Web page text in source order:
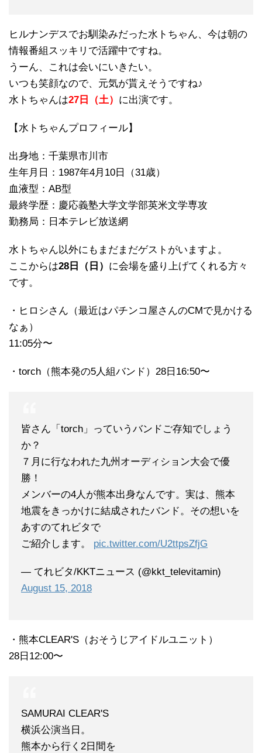
ヒルナンデスでお馴染みだった水トちゃん、今は朝の
情報番組スッキリで活躍中ですね。
うーん、これは会いにいきたい。
いつも笑顔なので、元気が貰えそうですね♪
水トちゃんは27日（土） に出演です。
【水トちゃんプロフィール】
出身地：千葉県市川市
生年月日：1987年4月10日（31歳）
血液型：AB型
最終学歴：慶応義塾大学文学部英米文学専攻
勤務局：日本テレビ放送網
水トちゃん以外にもまだまだゲストがいますよ。
ここからは28日（日） に会場を盛り上げてくれる方々
です。
・ヒロシさん（最近はパチンコ屋さんのCMで見かける
なぁ）
11:05分〜
・torch（熊本発の5人組バンド）28日16:50〜
皆さん「torch」っていうバンドご存知でしょう
か？
７月に行なわれた九州オーディション大会で優
勝！
メンバーの4人が熊本出身なんです。実は、熊本
地震をきっかけに結成されたバンド。その想いを
あすのてれビタで
ご紹介します。 pic.twitter.com/U2ttpsZfjG
— てれビタ/KKTニュース (@kkt_televitamin)
August 15, 2018
・熊本CLEAR'S（おそうじアイドルユニット）
28日12:00〜
SAMURAI CLEAR'S
横浜公演当日。
熊本から行く2日間を